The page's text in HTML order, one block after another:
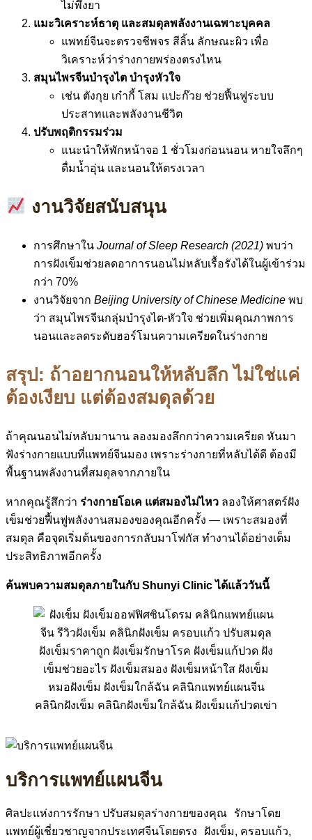
ไม่พึ่งยา
แมะวิเคราะห์ธาตุ และสมดุลพลังงานเฉพาะบุคคล
แพทย์จีนจะตรวจชีพจร สีลิ้น ลักษณะผิว เพื่อ
วิเคราะห์ว่าร่างกายพร่องตรงไหน
สมุนไพรจีนบำรุงไต บำรุงหัวใจ
เช่น ตังกุย เก๋ากี้ โสม แปะก๊วย ช่วยฟื้นฟูระบบ
ประสาทและพลังงานชีวิต
ปรับพฤติกรรมร่วม
แนะนำให้พักหน้าจอ 1 ชั่วโมงก่อนนอน หายใจลึกๆ
ดื่มน้ำอุ่น และนอนให้ตรงเวลา
งานวิจัยสนับสนุน
การศึกษาใน Journal of Sleep Research (2021) พบว่า
การฝังเข็มช่วยลดอาการนอนไม่หลับเรื้อรังได้ในผู้เข้าร่วม
กว่า 70%
งานวิจัยจาก Beijing University of Chinese Medicine พบ
ว่า สมุนไพรจีนกลุ่มบำรุงไต-หัวใจ ช่วยเพิ่มคุณภาพการ
นอนและลดระดับฮอร์โมนความเครียดในร่างกาย
สรุป: ถ้าอยากนอนให้หลับลึก ไม่ใช่แค่
ต้องเงียบ แต่ต้องสมดุลด้วย
ถ้าคุณนอนไม่หลับมานาน ลองมองลึกกว่าความเครียด หันมา
ฟังร่างกายแบบที่แพทย์จีนมอง เพราะร่างกายที่หลับได้ดี ต้องมี
พื้นฐานพลังงานที่สมดุลจากภายใน
หากคุณรู้สึกว่า ร่างกายโอเค แต่สมองไม่ไหว ลองให้ศาสตร์ฝัง
เข็มช่วยฟื้นฟูพลังงานสมองของคุณอีกครั้ง — เพราะสมองที่
สมดุล คือจุดเริ่มต้นของการกลับมาโฟกัส ทำงานได้อย่างเต็ม
ประสิทธิภาพอีกครั้ง
ค้นพบความสมดุลภายในกับ Shunyi Clinic ได้แล้ววันนี้
บริการแพทย์แผนจีน
ศิลปะแห่งการรักษา ปรับสมดุลร่างกายของคุณ รักษาโดย
แพทย์ผู้เชี่ยวชาญจากประเทศจีนโดยตรง ฝังเข็ม, ครอบแก้ว,